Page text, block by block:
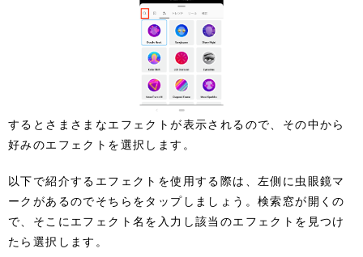
するとさまさまなエフェクトが表示されるので、その中から
好みのエフェクトを選択します。
以下で紹介するエフェクトを使用する際は、左側に虫眼鏡マ
ークがあるのでそちらをタップしましょう。検索窓が開くの
で、そこにエフェクト名を入力し該当のエフェクトを見つけ
たら選択します。